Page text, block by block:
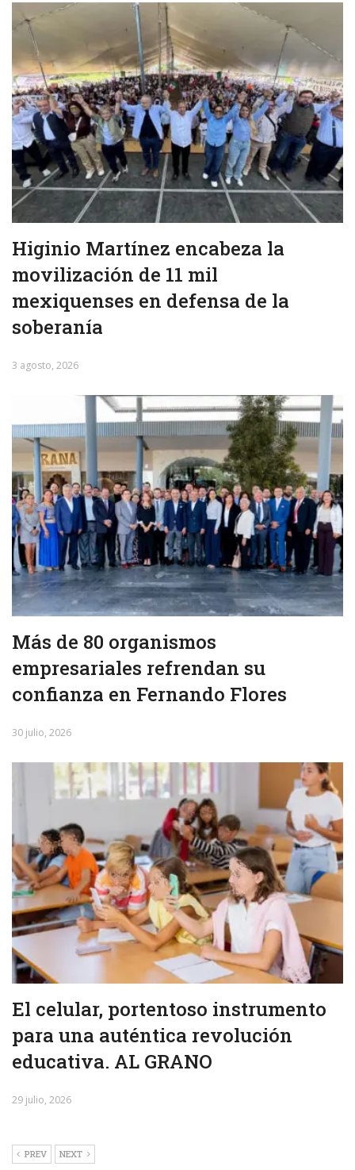
Higinio Martínez encabeza la
movilización de 11 mil
mexiquenses en defensa de la
soberanía
3 agosto, 2026
Más de 80 organismos
empresariales refrendan su
confianza en Fernando Flores
30 julio, 2026
El celular, portentoso instrumento
para una auténtica revolución
educativa. AL GRANO
29 julio, 2026
PREV NEXT